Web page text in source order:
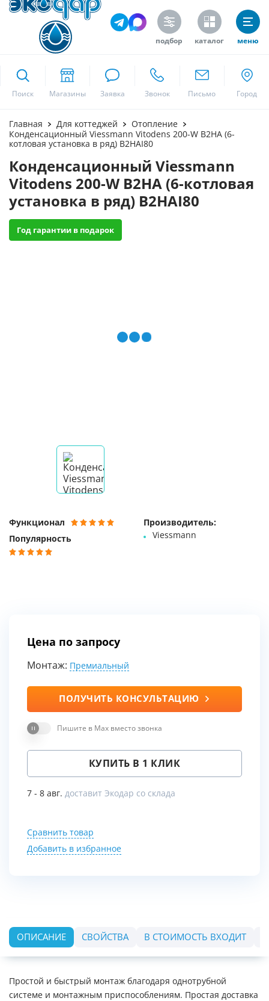
подбор каталог меню
Поиск
Москва
Главная Для коттеджей
Отопление
Конденсационный Viessmann Vitodens 200-W B2HA (6-
котловая установка в ряд) B2HAI80
Конденсационный Viessmann
Vitodens 200-W B2HA (6-котловая
установка в ряд) B2HAI80
Год гарантии в подарок
Функционал
Популярность
Производитель:
Viessmann
Цена по запросу
Монтаж: Премиальный
ПОЛУЧИТЬ КОНСУЛЬТАЦИЮ
Пишите в Max вместо звонка
КУПИТЬ В 1 КЛИК
7 - 8 авг. доставит Экодар со склада
Сравнить товар
Добавить в избранное
ОПИСАНИЕ СВОЙСТВА В СТОИМОСТЬ ВХОДИТ
Простой и быстрый монтаж благодаря однотрубной
системе и монтажным приспособлениям. Простая доставка